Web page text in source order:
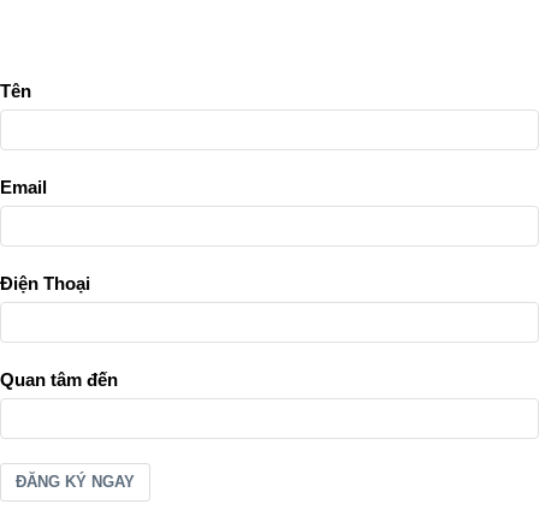
Tên
Email
Điện Thoại
Quan tâm đến
ĐĂNG KÝ NGAY